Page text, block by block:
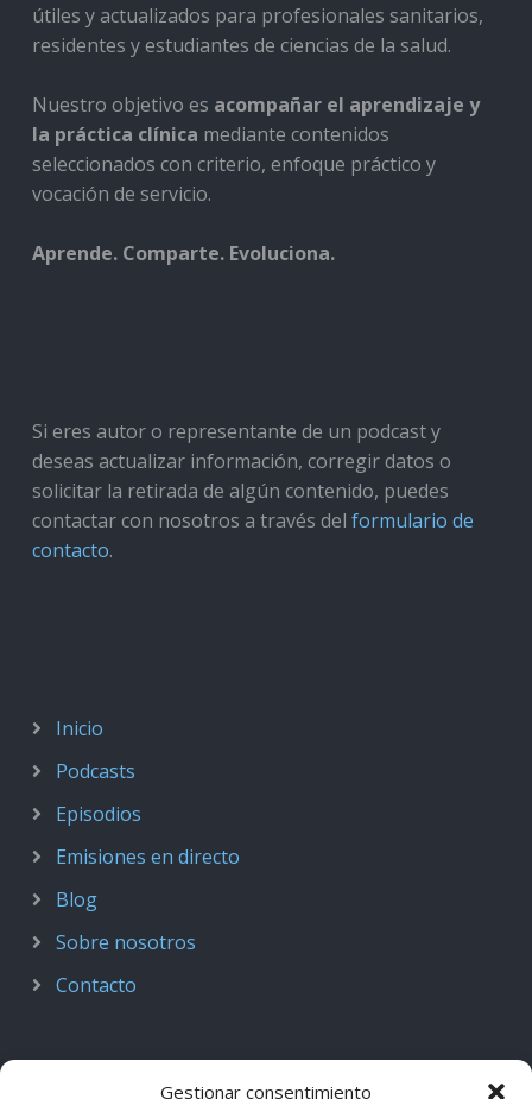
Gestionar consentimiento
útiles y actualizados para profesionales sanitarios,
residentes y estudiantes de ciencias de la salud.
Nuestro objetivo es acompañar el aprendizaje y
la práctica clínica mediante contenidos
seleccionados con criterio, enfoque práctico y
vocación de servicio.
Aprende. Comparte. Evoluciona.
Si eres autor o representante de un podcast y
deseas actualizar información, corregir datos o
solicitar la retirada de algún contenido, puedes
contactar con nosotros a través del formulario de
contacto.
Inicio
Podcasts
Episodios
Emisiones en directo
Blog
Sobre nosotros
Contacto